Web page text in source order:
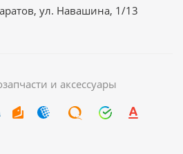
ул. Навашина, 1/13
и аксессуары